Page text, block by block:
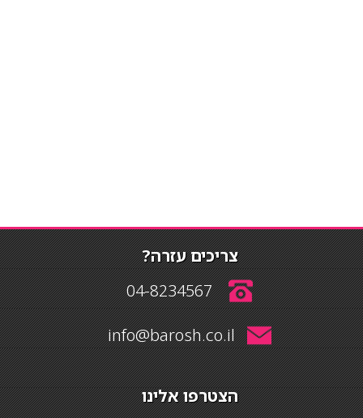
צריכים עזרה?
04-8234567
info@barosh.co.il
הצטרפו אלינו